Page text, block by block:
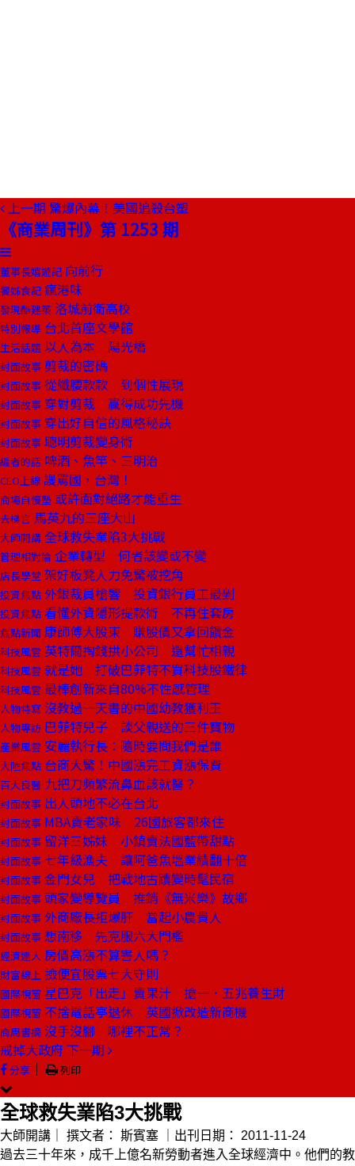
上一期 驚爆內幕！美國追殺台塑
《商業周刊》第 1253 期
董事長嬉遊記 向前行
饕姊食記 瘋港味
發現酷建築 洛城前衛高校
特別報導 台北首座文學館
生活話題 以人為本 陽光橋
封面故事 剪裁的密碼
封面故事 從纖腰款款 到個性展現
封面故事 穿對剪裁 贏得成功先機
封面故事 穿出好自信的風格秘訣
封面故事 聰明剪裁變身術
編者的話 啤酒、魚竿、三明治
CEO上線 謾罵國，台灣！
商場自慢塾 或許面對絕路才能重生
去梯言 馬英九的三座大山
大師開講 全球救失業陷3大挑戰
管理相對論 企業轉型 何者該變或不變
店長學堂 架好板凳人力免驚被挖角
投資焦點 外銀裁員槍響 投資銀行員工最剉
投資焦點 看懂外資隱形提款術 不再住套房
焦點新聞 康師傅大股東 賺股價又拿回饋金
科技風雲 英特爾掏錢拱小公司 還幫忙相親
科技風雲 就是她 打破巴菲特不買科技股鐵律
科技風雲 最棒創新來自80%不性感管理
人物特寫 沒教過一天書的中國幼教獲利王
人物專訪 巴菲特兒子 談父親送的三件寶物
產業風雲 安麗執行長：隨時要問我們是誰
大陸焦點 台商大驚！中國漲完工資漲保費
百大良醫 九把刀頻繁流鼻血該就醫？
封面故事 出人頭地不必在台北
封面故事 MBA賣老家味 26國旅客都來住
封面故事 留洋三姊妹 小鎮賣法國藍帶甜點
封面故事 七年級漁夫 讓阿爸魚塭業績翻十倍
封面故事 金門女兒 把戰地古蹟變時髦民宿
封面故事 頭家變導覽員 推銷《無米樂》故鄉
封面故事 外商廠長拒爆肝 當起小農貴人
封面故事 想南移 先克服六大門檻
經濟達人 房價高漲不算害人嗎？
財富線上 撿便宜股票七大守則
國際視窗 星巴克「出走」賣果汁 搶一．五兆養生財
國際視窗 不捨電話亭退休 英國掀改造新商機
商周書摘 沒手沒腳 哪裡不正常？
戒掉大政府 下一期
分享 ｜ 列印
全球救失業陷3大挑戰
大師開講｜ 撰文者： 斯賓塞 ｜出刊日期：
2011-11-24
過去三十年來，成千上億名新勞動者進入全球經濟中。他們的教